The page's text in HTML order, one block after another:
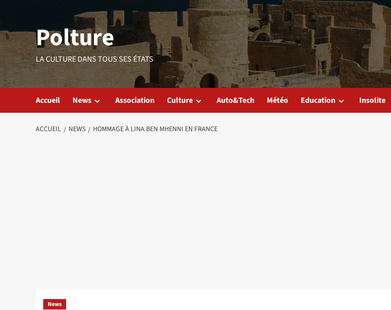
contenu
Polture
LA CULTURE DANS TOUS SES ÉTATS
Accueil News Association Culture Auto&Tech Météo Education Insolite
ACCUEIL NEWS HOMMAGE À LINA BEN MHENNI EN FRANCE
News